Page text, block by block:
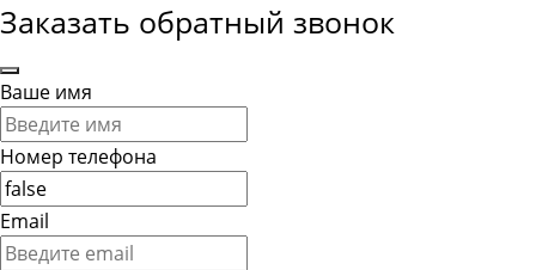
Заказать обратный звонок
Ваше имя
Номер телефона
Email